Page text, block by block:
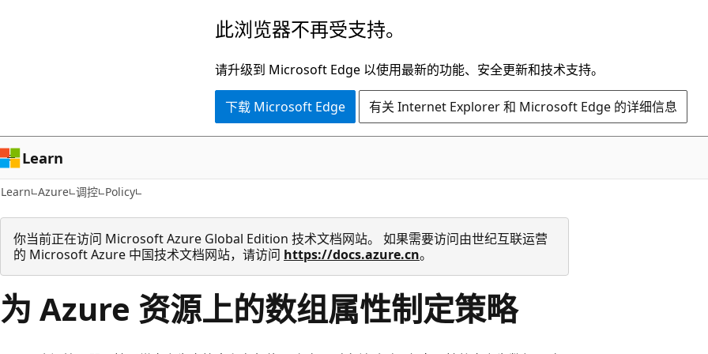
容
此浏览器不再受支持。
请升级到 Microsoft Edge 以使用最新的功能、安全更新和技术支持。
下载 Microsoft Edge 有关 Internet Explorer 和 Microsoft Edge 的详细信息
Learn
Learn Azure 调控 Policy
你当前正在访问 Microsoft Azure Global Edition 技术文档网站。 如果需要访问由世纪互联运营
的 Microsoft Azure 中国技术文档网站，请访问 https://docs.azure.cn。
为 Azure 资源上的数组属性制定策略